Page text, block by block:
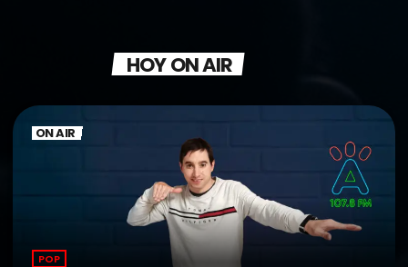
HOY ON AIR
ON AIR
POP